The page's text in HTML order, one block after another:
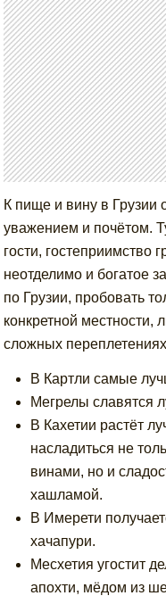
К пище и вину в Грузии
уважением и почётом.
гости, гостеприимство
неотделимо и богатое
по Грузии, пробовать
конкретной местности,
сложных переплетениях
В Картли самые
Мегрелы славятся
В Кахетии растёт
насладиться не
винами, но и
хашламой.
В Имерети
хачапури.
Месхетия угостит
апохти, мёдом из